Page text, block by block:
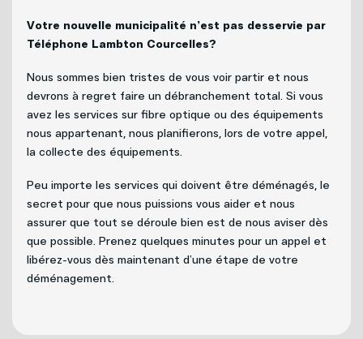
Votre nouvelle municipalité n’est pas desservie par
Téléphone Lambton Courcelles?
Nous sommes bien tristes de vous voir partir et nous
devrons à regret faire un débranchement total. Si vous
avez les services sur fibre optique ou des équipements
nous appartenant, nous planifierons, lors de votre appel,
la collecte des équipements.
Peu importe les services qui doivent être déménagés, le
secret pour que nous puissions vous aider et nous
assurer que tout se déroule bien est de nous aviser dès
que possible. Prenez quelques minutes pour un appel et
libérez-vous dès maintenant d’une étape de votre
déménagement.